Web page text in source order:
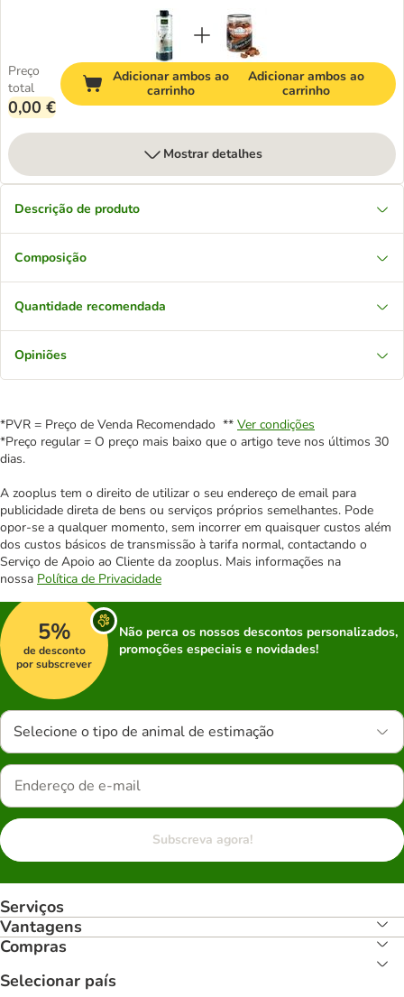
Preço
total
0,00 €
Adicionar ambos ao
carrinho
Adicionar ambos ao
carrinho
Mostrar detalhes
Descrição de produto
Composição
Quantidade recomendada
Opiniões
*PVR = Preço de Venda Recomendado ** Ver condições
*Preço regular = O preço mais baixo que o artigo teve nos últimos 30
dias.
A zooplus tem o direito de utilizar o seu endereço de email para
publicidade direta de bens ou serviços próprios semelhantes. Pode
opor-se a qualquer momento, sem incorrer em quaisquer custos além
dos custos básicos de transmissão à tarifa normal, contactando o
Serviço de Apoio ao Cliente da zooplus. Mais informações na
nossa Política de Privacidade
5%
de desconto
por subscrever
Não perca os nossos descontos personalizados,
promoções especiais e novidades!
Selecione o tipo de animal de estimação
Subscreva agora!
Serviços
Vantagens
Compras
Selecionar país